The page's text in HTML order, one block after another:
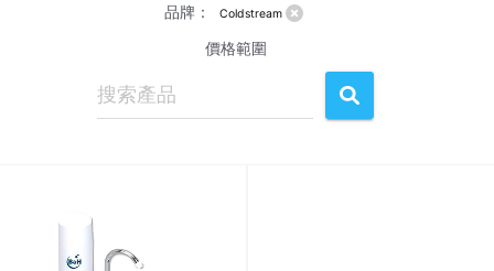
品牌：
Coldstream
價格範圍